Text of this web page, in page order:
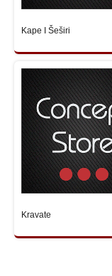
Kape I Šeširi
Kravate